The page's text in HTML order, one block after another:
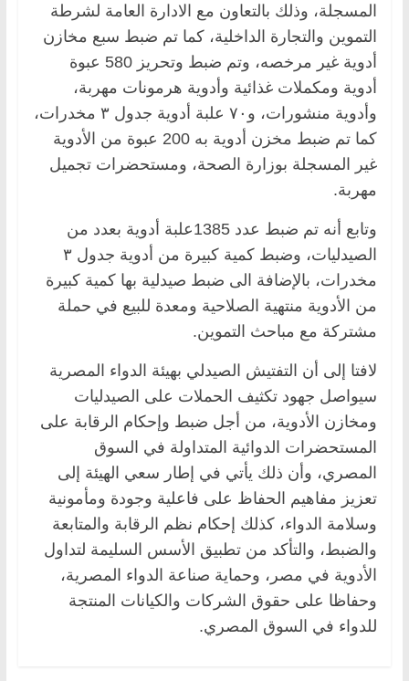
المسجلة، وذلك بالتعاون مع الادارة العامة لشرطة
التموين والتجارة الداخلية، كما تم ضبط سبع مخازن
أدوية غير مرخصه، وتم ضبط وتحريز 580 عبوة
أدوية ومكملات غذائية وأدوية هرمونات مهربة،
وأدوية منشورات، و٧٠ علبة أدوية جدول ٣ مخدرات،
كما تم ضبط مخزن أدوية به 200 عبوة من الأدوية
غير المسجلة بوزارة الصحة، ومستحضرات تجميل
مهربة.
وتابع أنه تم ضبط عدد 1385علبة أدوية بعدد من
الصيدليات، وضبط كمية كبيرة من أدوية جدول ٣
مخدرات، بالإضافة الى ضبط صيدلية بها كمية كبيرة
من الأدوية منتهية الصلاحية ومعدة للبيع في حملة
مشتركة مع مباحث التموين.
لافتا إلى أن التفتيش الصيدلي بهيئة الدواء المصرية
سيواصل جهود تكثيف الحملات على الصيدليات
ومخازن الأدوية، من أجل ضبط وإحكام الرقابة على
المستحضرات الدوائية المتداولة في السوق
المصري، وأن ذلك يأتي في إطار سعي الهيئة إلى
تعزيز مفاهيم الحفاظ على فاعلية وجودة ومأمونية
وسلامة الدواء، كذلك إحكام نظم الرقابة والمتابعة
والضبط، والتأكد من تطبيق الأسس السليمة لتداول
الأدوية في مصر، وحماية صناعة الدواء المصرية،
وحفاظا على حقوق الشركات والكيانات المنتجة
للدواء في السوق المصري.